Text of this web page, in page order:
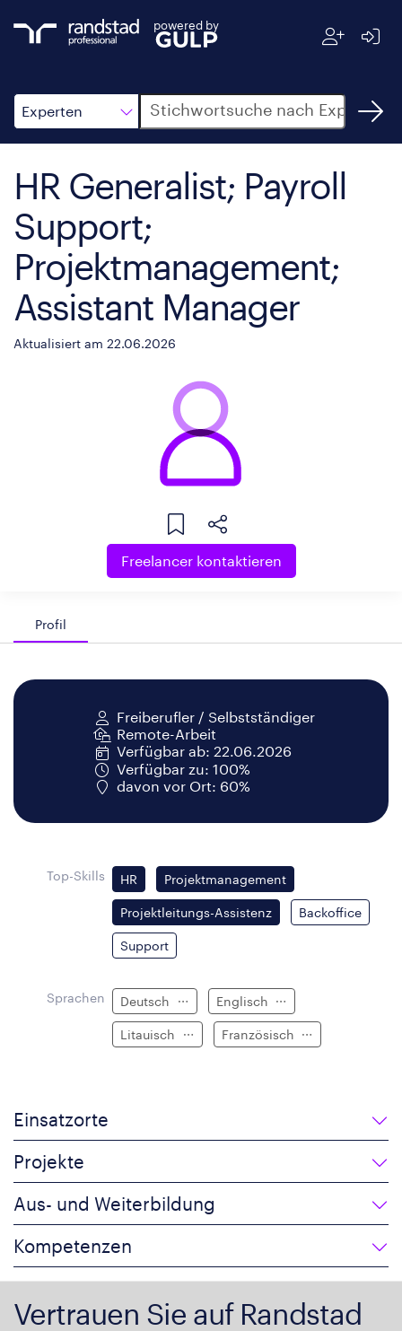
powered by
Experten
Suche
HR Generalist; Payroll
Support;
Projektmanagement;
Assistant Manager
Aktualisiert am 22.06.2026
Freelancer kontaktieren
Profil
Freiberufler / Selbstständiger
Remote-Arbeit
Verfügbar ab: 22.06.2026
Verfügbar zu: 100%
davon vor Ort: 60%
Top-Skills HR Projektmanagement
Projektleitungs-Assistenz Backoffice
Support
Sprachen Deutsch Englisch
Litauisch Französisch
Einsatzorte
Projekte
Aus- und Weiterbildung
Kompetenzen
Vertrauen Sie auf Randstad